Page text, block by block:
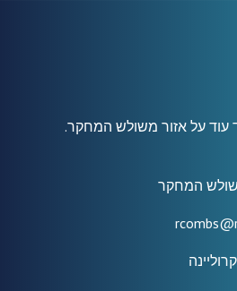
עוד על אזור משולש המחקר.
המחקר